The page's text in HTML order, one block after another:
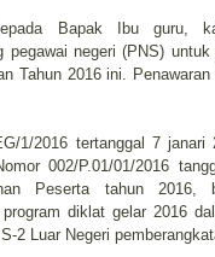
Bapak Ibu guru,
pegawai negeri (PNS)
Tahun 2016 ini.
1/2016 tertanggal 7 janari
002/P.01/01/2016
Peserta tahun 2016,
diklat gelar 2016
2 Luar Negeri